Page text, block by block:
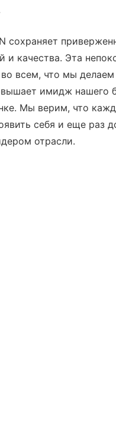
сохраняет
качества. Эта
всем, что мы делаем
имидж нашего
Мы верим, что
себя и еще раз
отрасли.